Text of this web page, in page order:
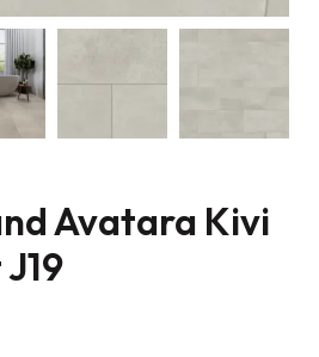
Avatara Kivi